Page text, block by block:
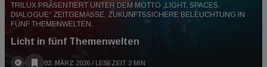
TRILUX PRÄSENTIERT UNTER DEM MOTTO „LIGHT. SPACES.
DIALOGUE“ ZEITGEMÄSSE, ZUKUNFTSSICHERE BELEUCHTUNG IN F
ÜNF THEMENWELTEN.
Licht in fünf Themenwelten
02. MÄRZ 2026 / LESEZEIT 2 MIN